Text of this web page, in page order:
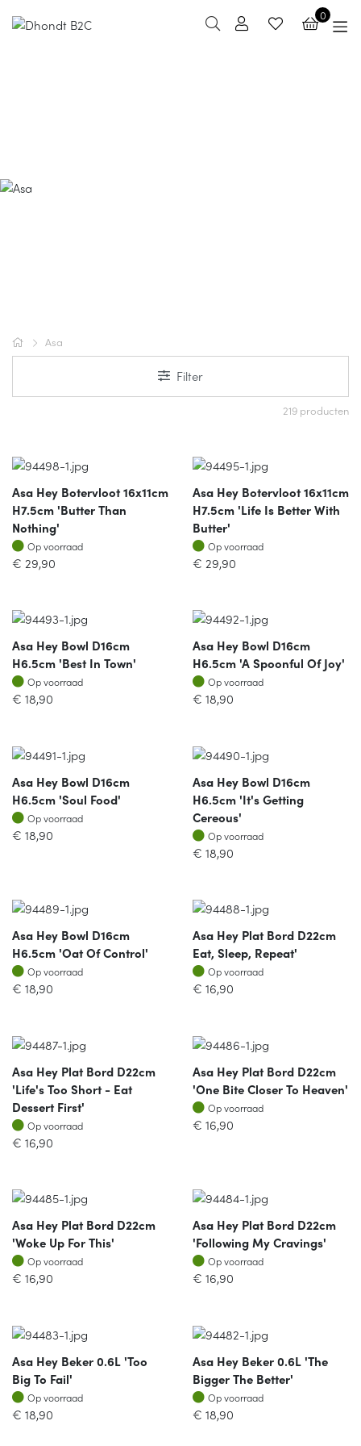
0
superieure kwaliteit in combinatie met elegante en
Asa
Filter
219 producten
Asa Hey Botervloot 16x11cm
H7.5cm 'butter Than
Nothing'
Op voorraad
Op voorraad
€ 29,90
Asa Hey Botervloot 16x11cm
H7.5cm 'life Is Better With
Butter'
Op voorraad
Op voorraad
€ 29,90
Asa Hey Bowl D16cm
H6.5cm 'best In Town'
Op voorraad
Op voorraad
€ 18,90
Asa Hey Bowl D16cm
H6.5cm 'a Spoonful Of Joy'
Op voorraad
Op voorraad
€ 18,90
Asa Hey Bowl D16cm
H6.5cm 'soul Food'
Op voorraad
Op voorraad
€ 18,90
Asa Hey Bowl D16cm
H6.5cm 'it's Getting
Cereous'
Op voorraad
Op voorraad
€ 18,90
Asa Hey Bowl D16cm
H6.5cm 'oat Of Control'
Op voorraad
Op voorraad
€ 18,90
Asa Hey Plat Bord D22cm
Eat, Sleep, Repeat'
Op voorraad
Op voorraad
€ 16,90
Asa Hey Plat Bord D22cm
'life's Too Short - Eat
Dessert First'
Op voorraad
Op voorraad
€ 16,90
Asa Hey Plat Bord D22cm
'one Bite Closer To Heaven'
Op voorraad
Op voorraad
€ 16,90
Asa Hey Plat Bord D22cm
'woke Up For This'
Op voorraad
Op voorraad
€ 16,90
Asa Hey Plat Bord D22cm
'following My Cravings'
Op voorraad
Op voorraad
€ 16,90
Asa Hey Beker 0.6L 'too
Big To Fail'
Op voorraad
Op voorraad
€ 18,90
Asa Hey Beker 0.6L 'the
Bigger The Better'
Op voorraad
Op voorraad
€ 18,90